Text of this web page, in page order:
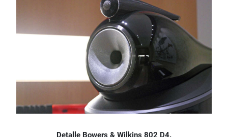
Detalle Bowers & Wilkins 802 D4.